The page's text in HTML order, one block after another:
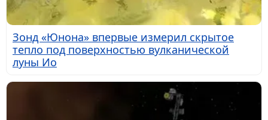
Зонд «Юнона» впервые измерил скрытое
тепло под поверхностью вулканической
луны Ио